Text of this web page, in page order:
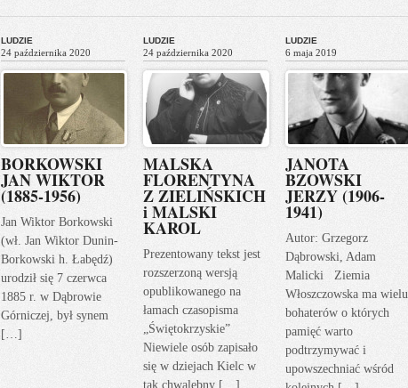
LUDZIE
24 października 2020
BORKOWSKI
JAN WIKTOR
(1885-1956)
Jan Wiktor Borkowski
(wł. Jan Wiktor Dunin-
Borkowski h. Łabędź)
urodził się 7 czerwca
1885 r. w Dąbrowie
Górniczej, był synem
[…]
LUDZIE
24 października 2020
MALSKA
FLORENTYNA
Z ZIELIŃSKICH
i MALSKI
KAROL
Prezentowany tekst jest
rozszerzoną wersją
opublikowanego na
łamach czasopisma
„Świętokrzyskie”
Niewiele osób zapisało
się w dziejach Kielc w
tak chwalebny […]
LUDZIE
6 maja 2019
JANOTA
BZOWSKI
JERZY (1906-
1941)
Autor: Grzegorz
Dąbrowski, Adam
Malicki Ziemia
Włoszczowska ma wielu
bohaterów o których
pamięć warto
podtrzymywać i
upowszechniać wśród